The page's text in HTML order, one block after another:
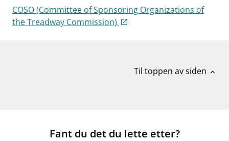
COSO (Committee of Sponsoring Organizations of
the Treadway Commission)
Til toppen av siden expand_less
Fant du det du lette etter?